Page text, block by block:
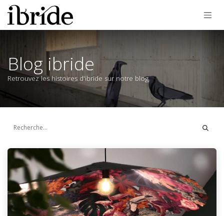
Se rendre au contenu
Blog ibride
Retrouvez les histoires d'ibride sur notre blog